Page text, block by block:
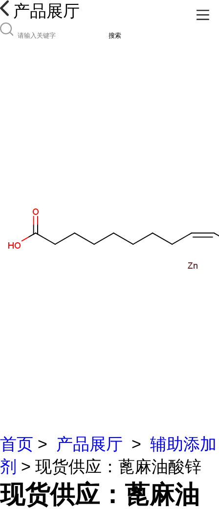
产品展厅
搜索
首页 > 产品展厅 > 辅助添加
剂 > 现货供应：蓖麻油酸锌
现货供应：蓖麻油